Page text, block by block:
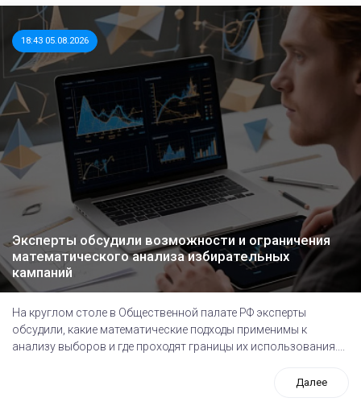
18:43 05.08.2026
Эксперты обсудили возможности и ограничения
математического анализа избирательных
кампаний
На круглом столе в Общественной палате РФ эксперты
обсудили, какие математические подходы применимы к
анализу выборов и где проходят границы их использования....
Далее